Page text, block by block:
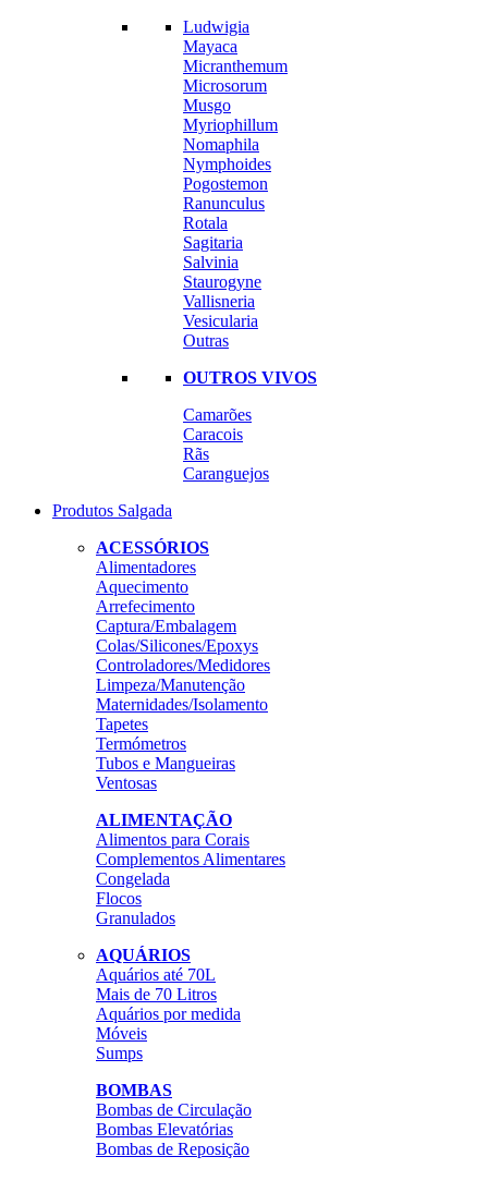
Ludwigia
Mayaca
Micranthemum
Microsorum
Musgo
Myriophillum
Nomaphila
Nymphoides
Pogostemon
Ranunculus
Rotala
Sagitaria
Salvinia
Staurogyne
Vallisneria
Vesicularia
Outras
OUTROS VIVOS
Camarões
Caracois
Rãs
Caranguejos
Produtos Salgada
ACESSÓRIOS
Alimentadores
Aquecimento
Arrefecimento
Captura/Embalagem
Colas/Silicones/Epoxys
Controladores/Medidores
Limpeza/Manutenção
Maternidades/Isolamento
Tapetes
Termómetros
Tubos e Mangueiras
Ventosas
ALIMENTAÇÃO
Alimentos para Corais
Complementos Alimentares
Congelada
Flocos
Granulados
AQUÁRIOS
Aquários até 70L
Mais de 70 Litros
Aquários por medida
Móveis
Sumps
BOMBAS
Bombas de Circulação
Bombas Elevatórias
Bombas de Reposição